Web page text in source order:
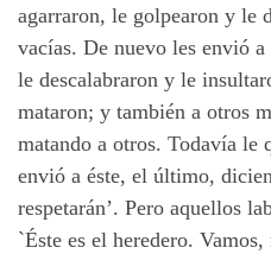
agarraron, le golpearon y le
vacías. De nuevo les envió
le descalabraron y le
mataron; y también a otros
matando a otros. Todavía le
envió a éste, el último,
respetarán’. Pero aquellos
`Éste es el heredero.